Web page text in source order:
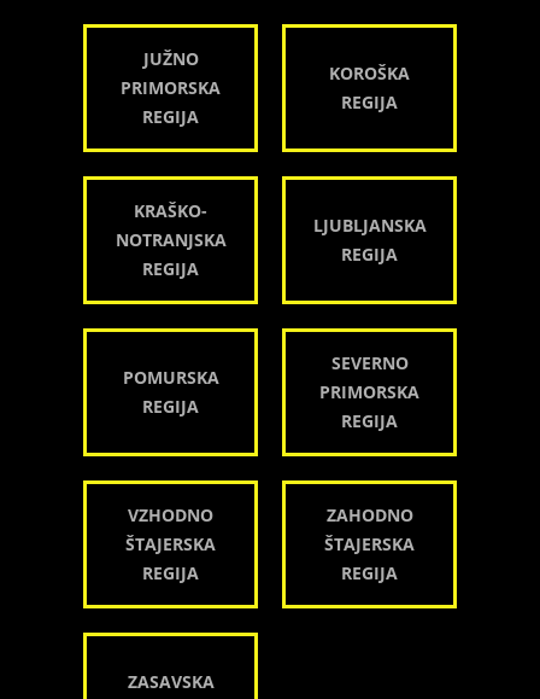
JUŽNO
PRIMORSKA
REGIJA
KOROŠKA
REGIJA
KRAŠKO-
NOTRANJSKA
REGIJA
LJUBLJANSKA
REGIJA
POMURSKA
REGIJA
SEVERNO
PRIMORSKA
REGIJA
VZHODNO
ŠTAJERSKA
REGIJA
ZAHODNO
ŠTAJERSKA
REGIJA
ZASAVSKA